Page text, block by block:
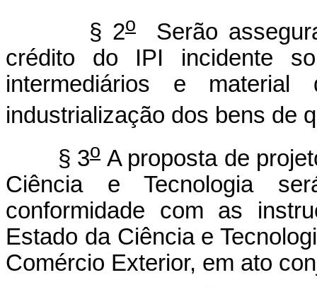
§ 2oSerão
crédito do IPI incidente
intermediários e material
industrialização dos bens de
§ 3oA proposta de
Ciência e Tecnologia
conformidade com as
Estado da Ciência e
Comércio Exterior, em ato